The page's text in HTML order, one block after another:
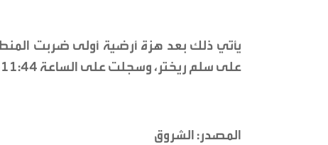
على سلم ريختر، وسجلت على الساعة 11:44، وكان مركزها 6 كيلومتر جنوب غرب عين جاسر.
المصدر: الشروق